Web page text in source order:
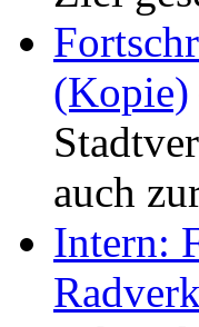
(Kopie)
auch
Intern: